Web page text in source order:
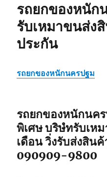
รถยกของหนัก
รับเหมาขนส่ง
ประกัน
รถยกของหนักนครปฐม
รถยกของหนักนค
พิเศษ บริษํทรับเห
เดือน วิ่งรับส่งสิน
090909-9800